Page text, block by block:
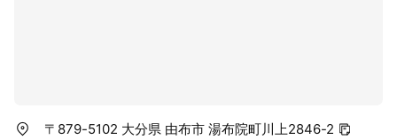
〒879-5102 大分県 由布市 湯布院町川上2846-2